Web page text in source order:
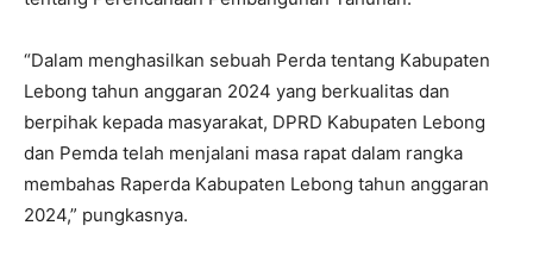
“Dalam menghasilkan sebuah Perda tentang Kabupaten
Lebong tahun anggaran 2024 yang berkualitas dan
berpihak kepada masyarakat, DPRD Kabupaten Lebong
dan Pemda telah menjalani masa rapat dalam rangka
membahas Raperda Kabupaten Lebong tahun anggaran
2024,” pungkasnya.